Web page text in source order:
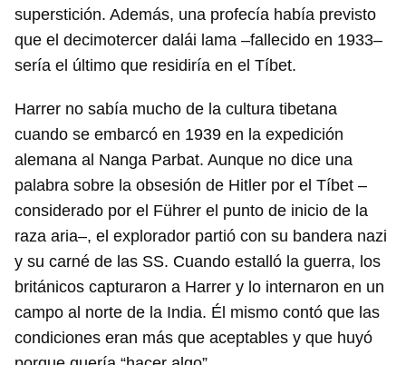
superstición. Además, una profecía había previsto
que el decimotercer dalái lama –fallecido en 1933–
sería el último que residiría en el Tíbet.
Harrer no sabía mucho de la cultura tibetana
cuando se embarcó en 1939 en la expedición
alemana al Nanga Parbat. Aunque no dice una
palabra sobre la obsesión de Hitler por el Tíbet –
considerado por el Führer el punto de inicio de la
raza aria–, el explorador partió con su bandera nazi
y su carné de las SS. Cuando estalló la guerra, los
británicos capturaron a Harrer y lo internaron en un
campo al norte de la India. Él mismo contó que las
condiciones eran más que aceptables y que huyó